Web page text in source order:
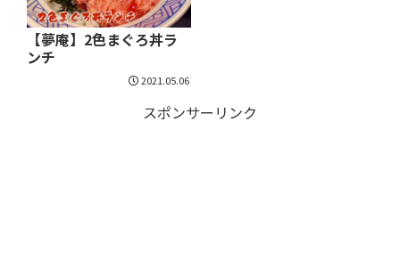
【夢庵】2色まぐろ丼ラ
ンチ
2021.05.06
スポンサーリンク